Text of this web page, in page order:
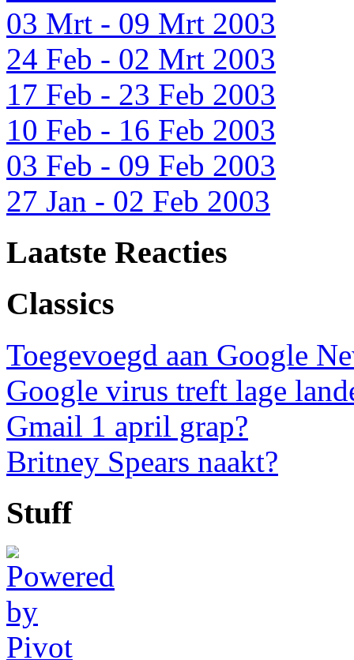
03 Mrt - 09 Mrt 2003
24 Feb - 02 Mrt 2003
17 Feb - 23 Feb 2003
10 Feb - 16 Feb 2003
03 Feb - 09 Feb 2003
27 Jan - 02 Feb 2003
Laatste Reacties
Classics
Toegevoegd aan Google
Google virus treft lage
Gmail 1 april grap?
Britney Spears naakt?
Stuff